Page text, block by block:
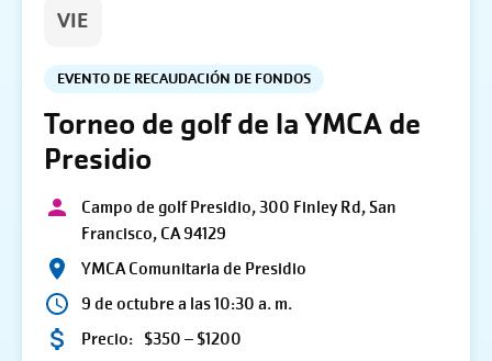
VIE
EVENTO DE RECAUDACIÓN DE FONDOS
Torneo de golf de la YMCA de
Presidio
Campo de golf Presidio, 300 Finley Rd, San
Francisco, CA 94129
YMCA Comunitaria de Presidio
9 de octubre a las 10:30 a. m.
Precio: $350 – $1200